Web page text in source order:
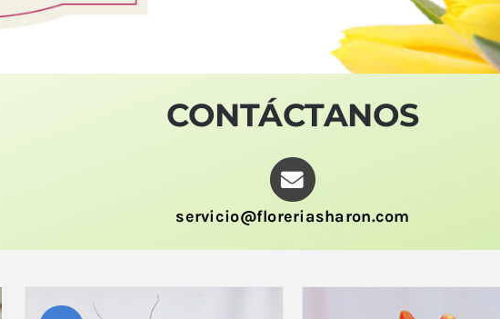
CONTÁCTANOS
servicio@floreriasharon.com